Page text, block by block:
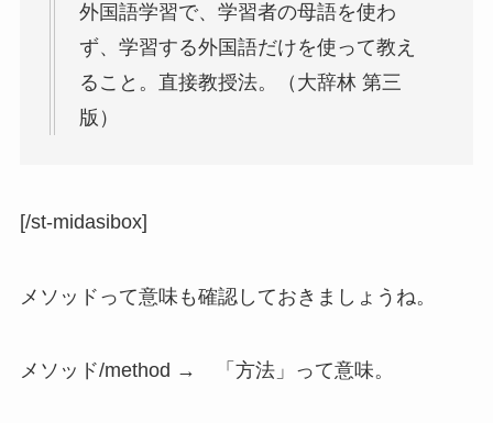
外国語学習で、学習者の母語を使わ
ず、学習する外国語だけを使って教え
ること。直接教授法。（大辞林 第三
版）
[/st-midasibox]
メソッドって意味も確認しておきましょうね。
メソッド/method → 「方法」って意味。